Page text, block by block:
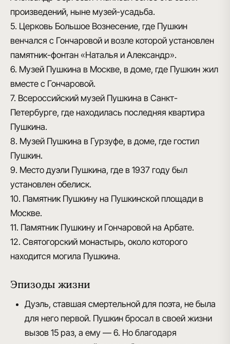
произведений, ныне музей-усадьба.
5. Церковь Большое Вознесение, где Пушкин
венчался с Гончаровой и возле которой установлен
памятник-фонтан «Наталья и Александр».
6. Музей Пушкина в Москве, в доме, где Пушкин жил
вместе с Гончаровой.
7. Всероссийский музей Пушкина в Санкт-
Петербурге, где находилась последняя квартира
Пушкина.
8. Музей Пушкина в Гурзуфе, в доме, где гостил
Пушкин.
9. Место дуэли Пушкина, где в 1937 году был
установлен обелиск.
10. Памятник Пушкину на Пушкинской площади в
Москве.
11. Памятник Пушкину и Гончаровой на Арбате.
12. Святогорский монастырь, около которого
находится могила Пушкина.
Эпизоды жизни
Дуэль, ставшая смертельной для поэта, не была
для него первой. Пушкин бросал в своей жизни
вызов 15 раз, а ему — 6. Но благодаря